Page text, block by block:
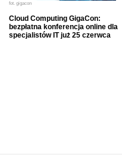
fot. gigacon
Cloud Computing GigaCon:
bezpłatna konferencja online dla
specjalistów IT już 25 czerwca